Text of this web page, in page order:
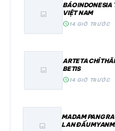
image
BÁO INDONESIA
VIỆT NAM
schedule14 GIỜ TRƯỚC
image
ARTETA CHỈ
BETIS
schedule14 GIỜ TRƯỚC
image
MADAM PANG
LAN ĐẤU